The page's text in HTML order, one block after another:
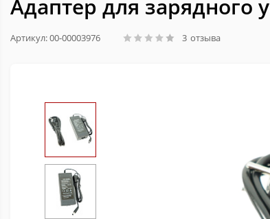
Адаптер для зарядного
Артикул: 00-00003976 3 отзыва